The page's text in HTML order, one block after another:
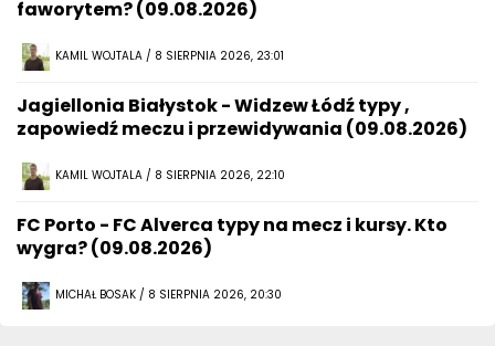
faworytem? (09.08.2026)
KAMIL WOJTALA / 8 SIERPNIA 2026, 23:01
Jagiellonia Białystok - Widzew Łódź typy ,
zapowiedź meczu i przewidywania (09.08.2026)
KAMIL WOJTALA / 8 SIERPNIA 2026, 22:10
FC Porto - FC Alverca typy na mecz i kursy. Kto
wygra? (09.08.2026)
MICHAŁ BOSAK / 8 SIERPNIA 2026, 20:30